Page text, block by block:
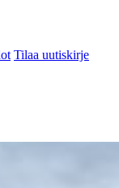
Tilaa uutiskirje